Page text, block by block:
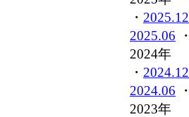
・ 2025.12
2025.06 ・
2024年
・ 2024.12
2024.06 ・
2023年